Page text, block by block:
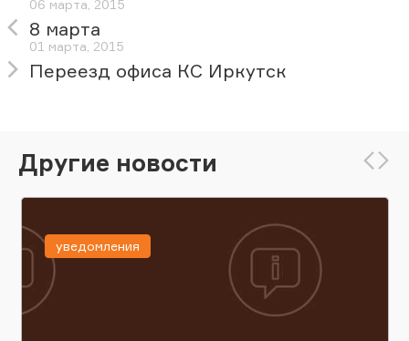
06 марта, 2015
8 марта
01 марта, 2015
Переезд офиса КС Иркутск
Другие новости
уведомления